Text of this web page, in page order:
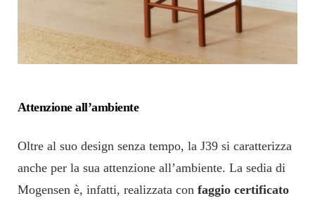
Attenzione all’ambiente
Oltre al suo design senza tempo, la J39 si caratterizza
anche per la sua attenzione all’ambiente. La sedia di
Mogensen è, infatti, realizzata con faggio certificato